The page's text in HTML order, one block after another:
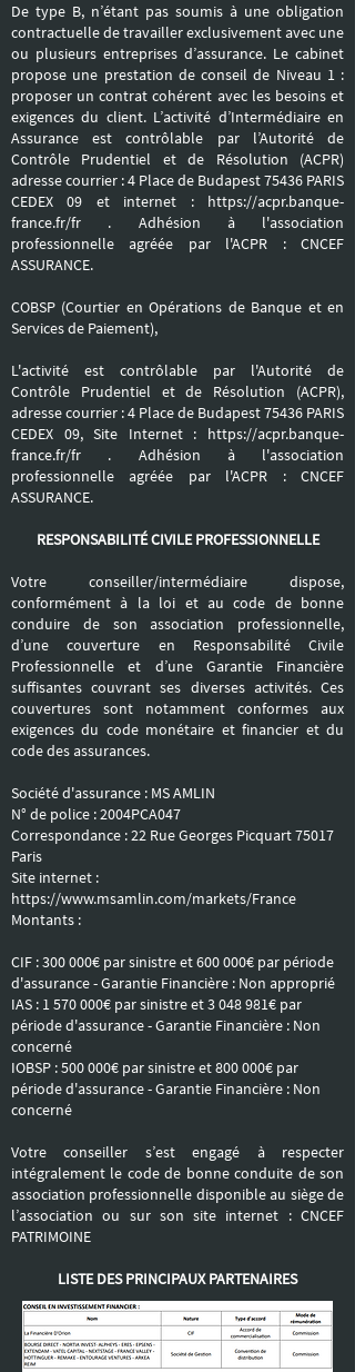
De type B, n’étant pas soumis à une obligation
contractuelle de travailler exclusivement avec une
ou plusieurs entreprises d’assurance. Le cabinet
propose une prestation de conseil de Niveau 1 :
proposer un contrat cohérent avec les besoins et
exigences du client. L’activité d’Intermédiaire en
Assurance est contrôlable par l’Autorité de
Contrôle Prudentiel et de Résolution (ACPR)
adresse courrier : 4 Place de Budapest 75436 PARIS
CEDEX 09 et internet : https://acpr.banque-
france.fr/fr . Adhésion à l'association
professionnelle agréée par l'ACPR : CNCEF
ASSURANCE.
COBSP (Courtier en Opérations de Banque et en
Services de Paiement),
L'activité est contrôlable par l'Autorité de
Contrôle Prudentiel et de Résolution (ACPR),
adresse courrier : 4 Place de Budapest 75436 PARIS
CEDEX 09, Site Internet : https://acpr.banque-
france.fr/fr . Adhésion à l'association
professionnelle agréée par l'ACPR : CNCEF
ASSURANCE.
RESPONSABILITÉ CIVILE PROFESSIONNELLE
Votre conseiller/intermédiaire dispose,
conformément à la loi et au code de bonne
conduire de son association professionnelle,
d’une couverture en Responsabilité Civile
Professionnelle et d’une Garantie Financière
suffisantes couvrant ses diverses activités. Ces
couvertures sont notamment conformes aux
exigences du code monétaire et financier et du
code des assurances.
Société d'assurance : MS AMLIN
N° de police : 2004PCA047
Correspondance : 22 Rue Georges Picquart 75017
Paris
Site internet :
https://www.msamlin.com/markets/France
Montants :
CIF : 300 000€ par sinistre et 600 000€ par période
d'assurance - Garantie Financière : Non approprié
IAS : 1 570 000€ par sinistre et3 048 981€ par
période d'assurance - Garantie Financière : Non
concerné
IOBSP : 500 000€ par sinistre et 800 000€ par
période d'assurance - Garantie Financière : Non
concerné
Votre conseiller s’est engagé à respecter
intégralement le code de bonne conduite de son
association professionnelle disponible au siège de
l’association ou sur son site internet : CNCEF
PATRIMOINE
LISTE DES PRINCIPAUX PARTENAIRES